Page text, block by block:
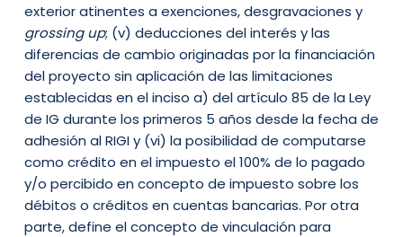
exterior atinentes a exenciones, desgravaciones y
grossing up; (v) deducciones del interés y las
diferencias de cambio originadas por la financiación
del proyecto sin aplicación de las limitaciones
establecidas en el inciso a) del artículo 85 de la Ley
de IG durante los primeros 5 años desde la fecha de
adhesión al RIGI y (vi) la posibilidad de computarse
como crédito en el impuesto el 100% de lo pagado
y/o percibido en concepto de impuesto sobre los
débitos o créditos en cuentas bancarias. Por otra
parte, define el concepto de vinculación para